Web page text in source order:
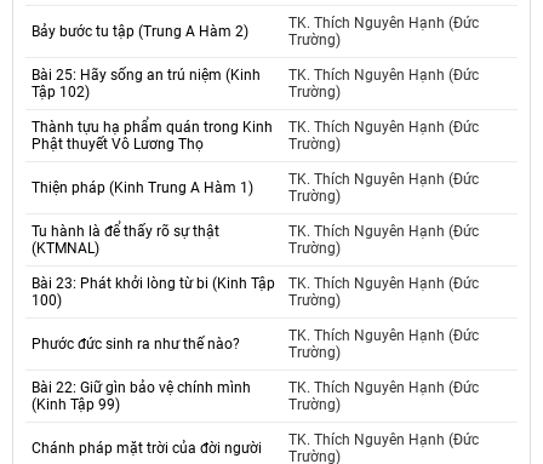
Bảy bước tu tập (Trung A Hàm 2)
TK. Thích Nguyên Hạnh (Đức
Trường)
Bài 25: Hãy sống an trú niệm (Kinh
Tập 102)
TK. Thích Nguyên Hạnh (Đức
Trường)
Thành tựu hạ phẩm quán trong Kinh
Phật thuyết Vô Lương Thọ
TK. Thích Nguyên Hạnh (Đức
Trường)
Thiện pháp (Kinh Trung A Hàm 1)
TK. Thích Nguyên Hạnh (Đức
Trường)
Tu hành là để thấy rõ sự thật
(KTMNAL)
TK. Thích Nguyên Hạnh (Đức
Trường)
Bài 23: Phát khởi lòng từ bi (Kinh Tập
100)
TK. Thích Nguyên Hạnh (Đức
Trường)
Phước đức sinh ra như thế nào?
TK. Thích Nguyên Hạnh (Đức
Trường)
Bài 22: Giữ gìn bảo vệ chính mình
(Kinh Tập 99)
TK. Thích Nguyên Hạnh (Đức
Trường)
Chánh pháp mặt trời của đời người
TK. Thích Nguyên Hạnh (Đức
Trường)